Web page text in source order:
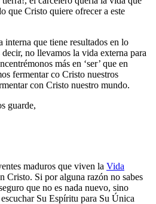
que Cristo quiere ofrecer a este
que tiene resultados en lo
no llevamos la vida externa para
más en ‘ser’ que en
fermentar co Cristo nuestros
con Cristo nuestro mundo.
guarde,
maduros que viven la Vida
Cristo. Si por alguna razón no sabes
que no es nada nuevo, sino
Su Espíritu para Su Única